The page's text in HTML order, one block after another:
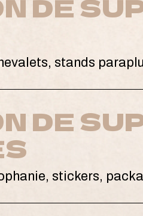
DE
stands
DE
stickers,